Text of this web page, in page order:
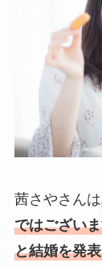
茜さやさんは
ではござい
と結婚を発表